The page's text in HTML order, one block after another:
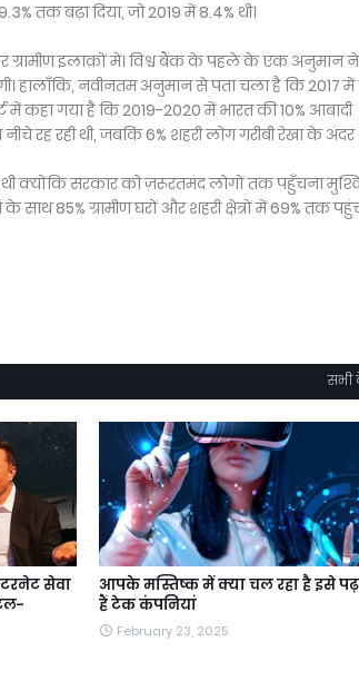
तक बढ़ा दिया, जो 2019 में 8.4% थी।
ग्रामीण इलाक़ों में। विश्व बैंक के पहले के एक अनुमान ने
हालाँकि, नवीनतम अनुमान से पता चला है कि 2017 में
में कहा गया है कि 2019-2020 में भारत की 10% आबादी
नीचे रह रही थी, जबकि 6% शहरी लोग गरीबी रेखा के अंदर
थी क्योंकि सरकार को ज़रूरतमंद लोगों तक पहुँचना
85% ग्रामीण घरों और शहरी क्षेत्रों में 69% तक
सभी
सेवा
आपके मस्तिष्क में क्या चल रहा है इसे पढ़
हैं टेक कंपनियां
February 23, 2025